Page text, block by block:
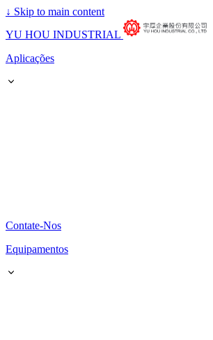
↓ Skip to main content
YU HOU INDUSTRIAL
Aplicações
Contate-Nos
Equipamentos